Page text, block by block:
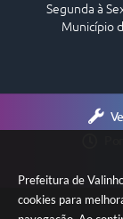
Prefeitura de
cookies para
Segunda à
Município